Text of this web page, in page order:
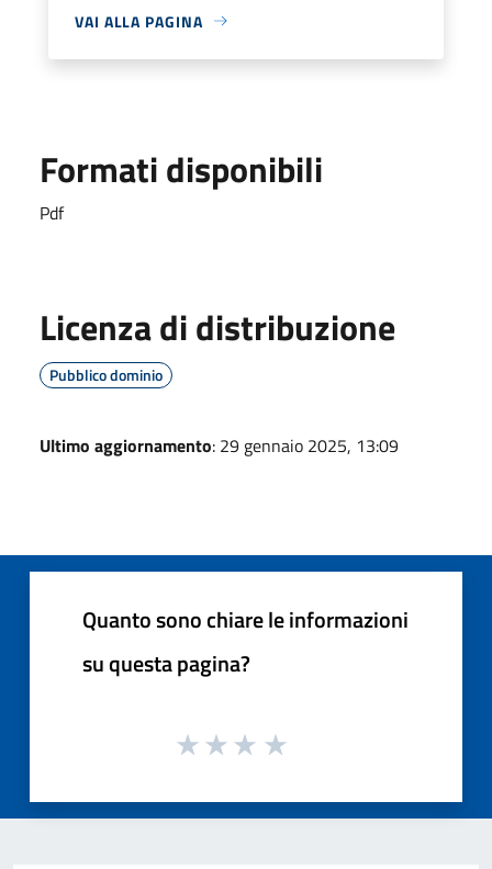
VAI ALLA PAGINA
Formati disponibili
Pdf
Licenza di distribuzione
Pubblico dominio
Ultimo aggiornamento: 29 gennaio 2025, 13:09
Quanto sono chiare le informazioni
su questa pagina?